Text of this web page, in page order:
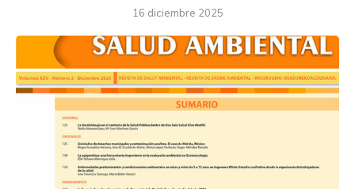
16 diciembre 2025